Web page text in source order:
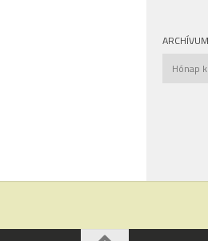
ARCHÍVUM
Archívum